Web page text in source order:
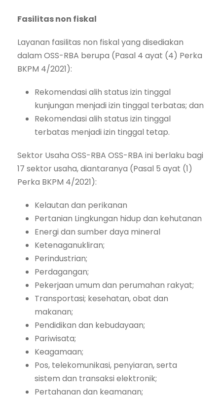
Fasilitas non fiskal
Layanan fasilitas non fiskal yang disediakan
dalam OSS-RBA berupa (Pasal 4 ayat (4) Perka
BKPM 4/2021):
Rekomendasi alih status izin tinggal
kunjungan menjadi izin tinggal terbatas; dan
Rekomendasi alih status izin tinggal
terbatas menjadi izin tinggal tetap.
Sektor Usaha OSS-RBA OSS-RBA ini berlaku bagi
17 sektor usaha, diantaranya (Pasal 5 ayat (1)
Perka BKPM 4/2021):
Kelautan dan perikanan
Pertanian Lingkungan hidup dan kehutanan
Energi dan sumber daya mineral
Ketenaganukliran;
Perindustrian;
Perdagangan;
Pekerjaan umum dan perumahan rakyat;
Transportasi; kesehatan, obat dan
makanan;
Pendidikan dan kebudayaan;
Pariwisata;
Keagamaan;
Pos, telekomunikasi, penyiaran, serta
sistem dan transaksi elektronik;
Pertahanan dan keamanan;